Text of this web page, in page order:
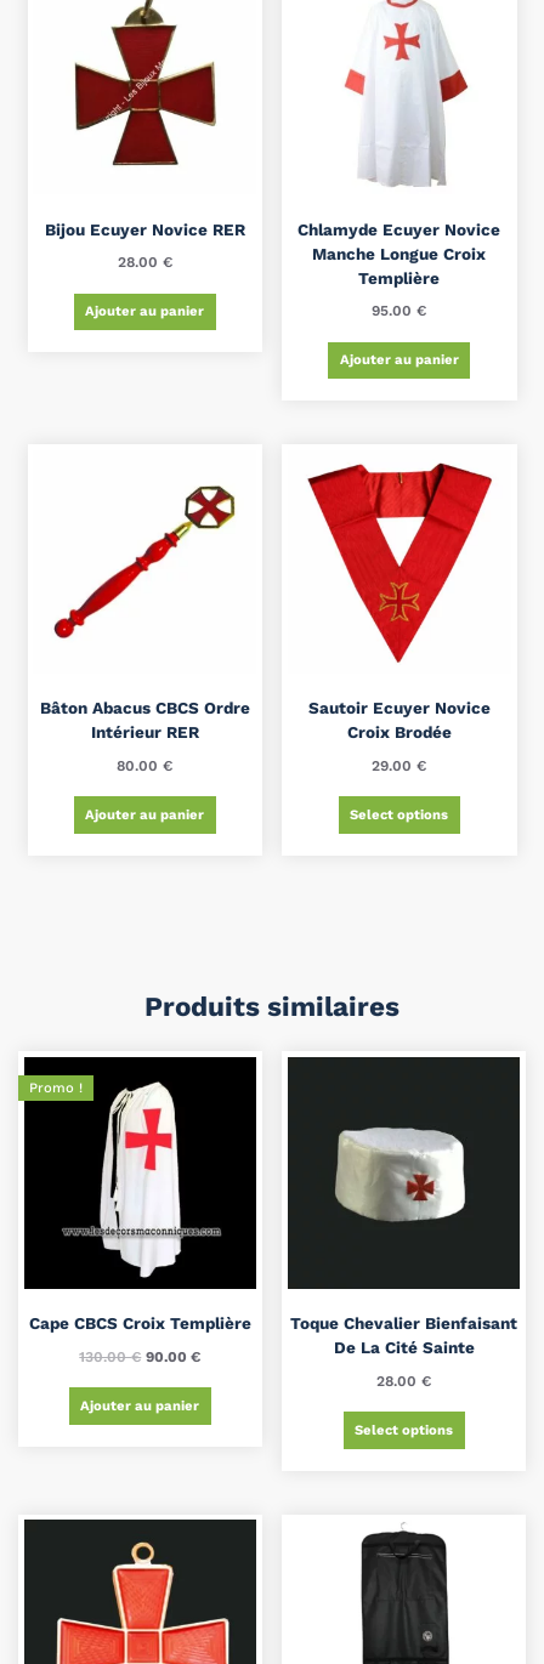
Bijou Ecuyer Novice RER
28.00 €
Ajouter au panier
Chlamyde Ecuyer Novice
Manche Longue Croix
Templière
95.00€
Ajouter au panier
Bâton Abacus CBCS Ordre
Intérieur RER
80.00€
Ajouter au panier
Sautoir Ecuyer Novice
Croix Brodée
29.00€
Select options
Produits similaires
Promo !
Cape CBCS Croix Templière
130.00€ 90.00€
Ajouter au panier
Toque Chevalier Bienfaisant
De La Cité Sainte
28.00€
Select options